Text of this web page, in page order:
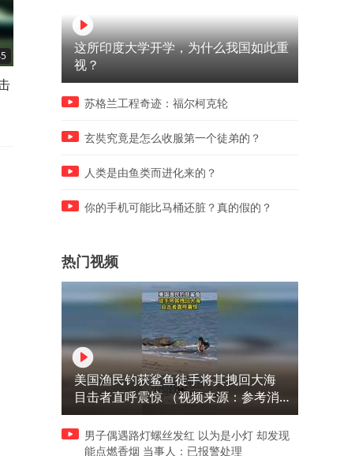
02:11
这在那边再正常不过了
这张脸一出来就知道要搞事
了
这所印度大学开学，为什么我国如此重
视？
苏格兰工程奇迹：福尔柯克轮
玄奘究竟是怎么收服第一个徒弟的？
人类是由鱼类而进化来的？
你的手机可能比马桶还脏？真的假的？
热门视频
美国渔民钓获鲨鱼徒手将其拽回大海
目击者直呼震惊 （视频来源：参考消
息）
男子偶遇路灯螺丝发红 以为是小灯 却发现
能点燃香烟 当事人：已报警处理